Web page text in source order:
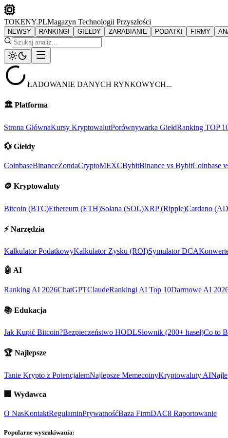
TOKENY.PLMagazyn Technologii Przyszłości
NEWSY RANKINGI GIEŁDY ZARABIANIE PODATKI FIRMY
ŁADOWANIE DANYCH RYNKOWYCH...
🏛️ Platforma
Strona GłównaKursy KryptowalutPorównywarka GiełdRanking TOP
💱 Giełdy
CoinbaseBinanceZondaCryptoMEXCBybitBinance vs BybitCoinbase
🪙 Kryptowaluty
Bitcoin (BTC)Ethereum (ETH)Solana (SOL)XRP (Ripple)Cardano
⚡ Narzędzia
Kalkulator PodatkowyKalkulator Zysku (ROI)Symulator DCA
🤖 AI
Ranking AI 2026ChatGPTClaudeRankingi AI Top 10Darmowe AI
📚 Edukacja
Jak Kupić Bitcoin?Bezpieczeństwo HODLSłownik (200+ haseł)Co to
🏆 Najlepsze
Tanie Krypto z PotencjałemNajlepsze MemecoinyKryptowaluty AI
🏢 Wydawca
O NasKontaktRegulaminPrywatnośćBaza FirmDAC8 Raportowanie
Popularne wyszukiwania: